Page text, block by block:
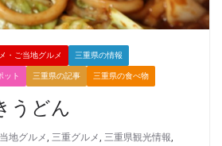
・ご当地グルメ 三重県の情報
ット 三重県の記事 三重県の食べ物
うどん
地グルメ, 三重グルメ, 三重県観光情報,